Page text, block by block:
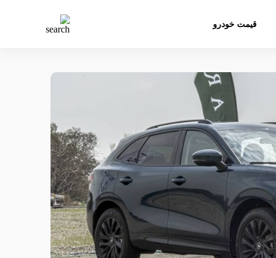
قیمت خودرو